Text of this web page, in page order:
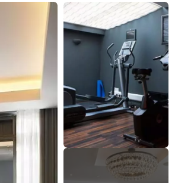
25 枚の写真を見る